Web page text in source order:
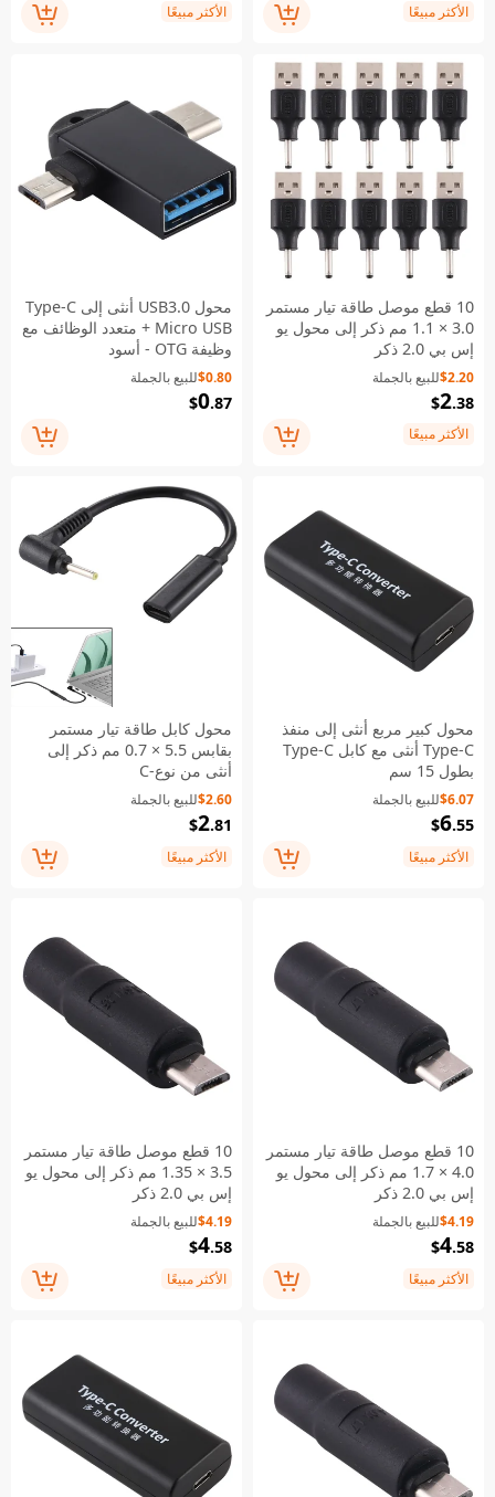
الأكثر مبيعًا الأكثر مبيعًا
10 قطع موصل طاقة تيار مستمر
3.0 × 1.1 مم ذكر إلى محول يو
إس بي 2.0 ذكر
$2.20للبيع بالجملة
$2.38
الأكثر مبيعًا
محول USB3.0 أنثى إلى Type-C
+ Micro USB متعدد الوظائف مع
وظيفة OTG - أسود
$0.80للبيع بالجملة
$0.87
محول كبير مربع أنثى إلى منفذ
Type-C أنثى مع كابل Type-C
بطول 15 سم
$6.07للبيع بالجملة
$6.55
الأكثر مبيعًا
محول كابل طاقة تيار مستمر
بقابس 5.5 × 0.7 مم ذكر إلى
أنثى من نوع-C
$2.60للبيع بالجملة
$2.81
الأكثر مبيعًا
10 قطع موصل طاقة تيار مستمر
4.0 × 1.7 مم ذكر إلى محول يو
إس بي 2.0 ذكر
$4.19للبيع بالجملة
$4.58
الأكثر مبيعًا
10 قطع موصل طاقة تيار مستمر
3.5 × 1.35 مم ذكر إلى محول يو
إس بي 2.0 ذكر
$4.19للبيع بالجملة
$4.58
الأكثر مبيعًا